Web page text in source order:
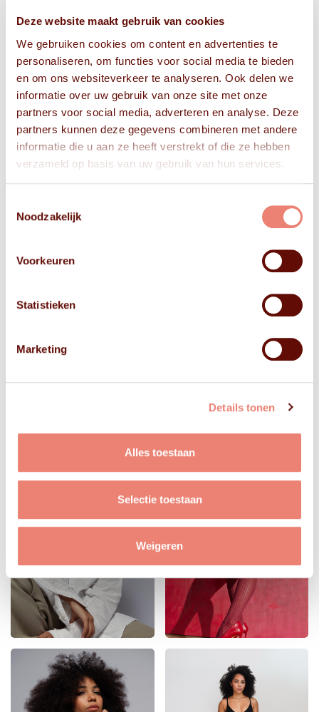
Deze website maakt gebruik van cookies
We gebruiken cookies om content en advertenties te
personaliseren, om functies voor social media te bieden
en om ons websiteverkeer te analyseren. Ook delen we
informatie over uw gebruik van onze site met onze
partners voor social media, adverteren en analyse. Deze
partners kunnen deze gegevens combineren met andere
informatie die u aan ze heeft verstrekt of die ze hebben
verzameld op basis van uw gebruik van hun services.
Noodzakelijk
Voorkeuren
Statistieken
Marketing
Details tonen
Alles toestaan
Selectie toestaan
Weigeren